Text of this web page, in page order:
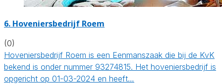
6. Hoveniersbedrijf Roem
(0)
Hoveniersbedrijf Roem is een Eenmanszaak die bij de KvK
bekend is onder nummer 93274815. Het hoveniersbedrijf is
opgericht op 01-03-2024 en heeft…